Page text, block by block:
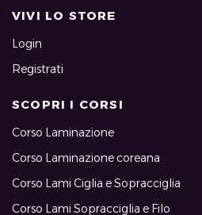
VIVI LO STORE
Login
Registrati
SCOPRI I CORSI
Corso Laminazione
Corso Laminazione coreana
Corso Lami Ciglia e Sopracciglia
Corso Lami Sopracciglia e Filo